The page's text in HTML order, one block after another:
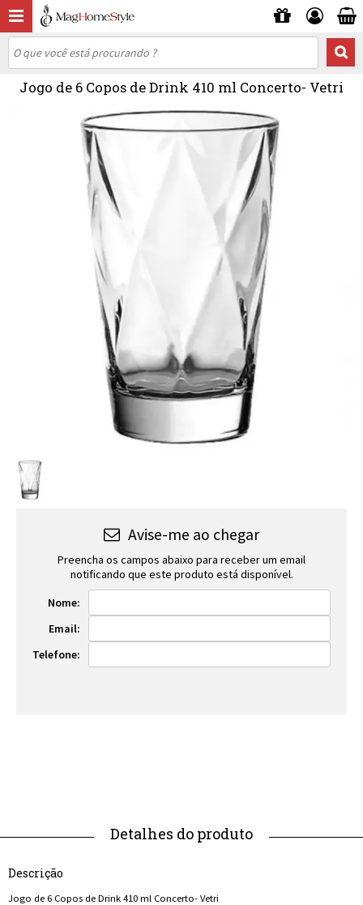
Jogo de 6 Copos de Drink 410 ml Concerto- Vetri
Avise-me ao chegar
Preencha os campos abaixo para receber um email
notificando que este produto está disponível.
Nome:
Email:
Telefone:
Descrição
Jogo de 6 Copos de Drink 410 ml Concerto- Vetri